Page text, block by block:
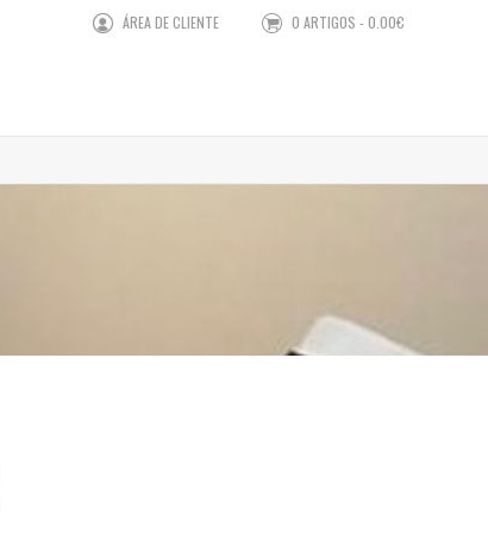
ÁREA DE CLIENTE 0 ARTIGOS - 0.00€